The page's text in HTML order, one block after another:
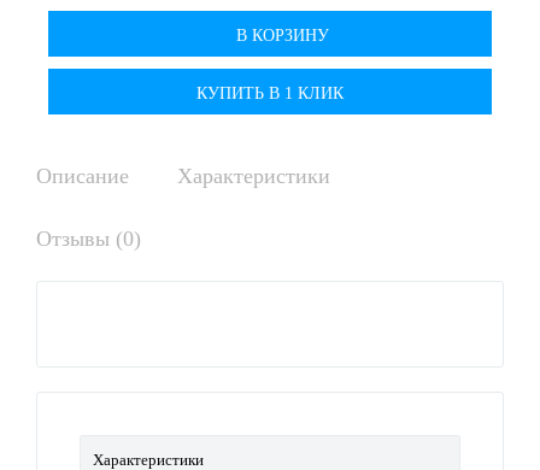
КУПИТЬ В 1 КЛИК
Описание Характеристики
Отзывы (0)
Характеристики